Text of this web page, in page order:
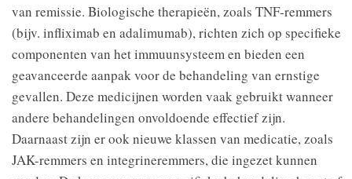
van remissie. Biologische therapieën, zoals TNF-remmers
(bijv. infliximab en adalimumab), richten zich op specifieke
componenten van het immuunsysteem en bieden een
geavanceerde aanpak voor de behandeling van ernstige
gevallen. Deze medicijnen worden vaak gebruikt wanneer
andere behandelingen onvoldoende effectief zijn.
Daarnaast zijn er ook nieuwe klassen van medicatie, zoals
JAK-remmers en integrineremmers, die ingezet kunnen